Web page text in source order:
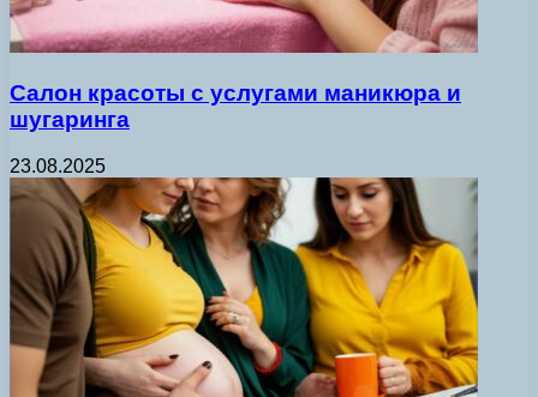
Салон красоты с услугами маникюра и
шугаринга
23.08.2025